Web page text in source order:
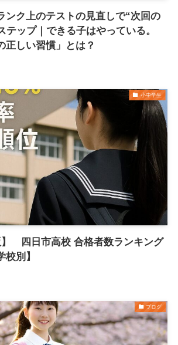
ンク上のテストの見直しで“次回の
テップ｜できる子はやっている。
正しい習慣」とは？
小中学生
】 四日市高校 合格者数ランキング
別】
ブログ